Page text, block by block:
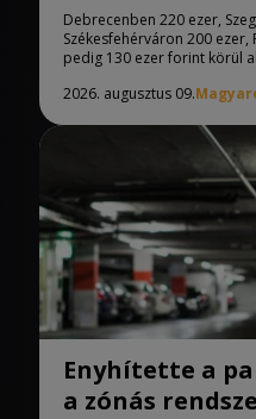
Debrecenben 220 ezer,
Székesfehérváron 200 ezer,
pedig 130 ezer forint körül
2026. augusztus 09.
Enyhítette a
a zónás